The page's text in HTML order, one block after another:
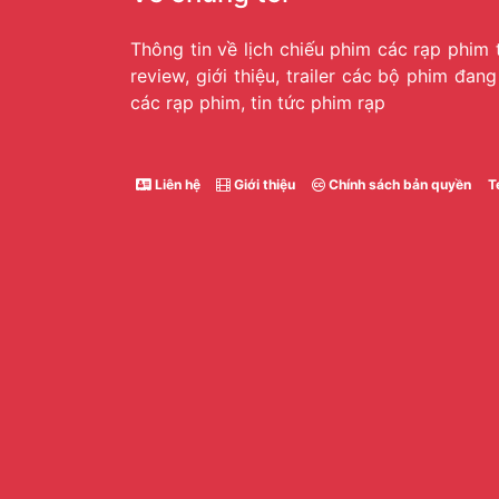
Thông tin về lịch chiếu phim các rạp phim
review, giới thiệu, trailer các bộ phim
các rạp phim, tin tức phim rạp
Liên hệ Giới thiệu Chính sách bản quyền